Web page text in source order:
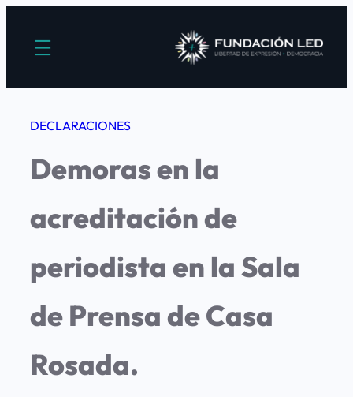
DECLARACIONES
Demoras en la
acreditación de
periodista en la Sala
de Prensa de Casa
Rosada.